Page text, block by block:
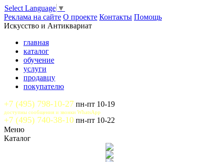
Select Language ▼
Реклама на сайте О проекте Контакты Помощь
Искусство и Антиквариат
главная
каталог
обучение
услуги
продавцу
покупателю
+7 (495) 798-10-27 пн-пт 10-19
доступны сообщения и звонки WhatsApp
+7 (495) 740-38-10 пн-пт 10-22
Меню
Каталог